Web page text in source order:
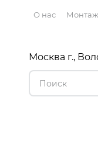
О нас Монтаж
Москва г.,